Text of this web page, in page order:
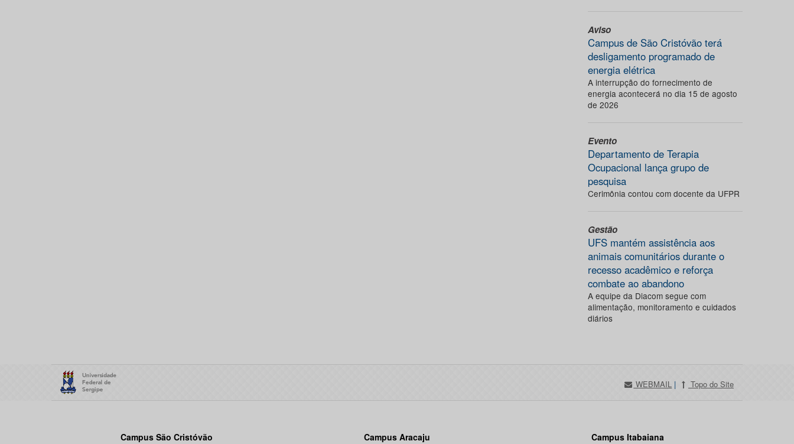
Aviso
Campus de São Cristóvão terá
desligamento programado de
energia elétrica
A interrupção do fornecimento de
energia acontecerá no dia 15 de agosto
de 2026
Evento
Departamento de Terapia
Ocupacional lança grupo de
pesquisa
Cerimônia contou com docente da UFPR
Gestão
UFS mantém assistência aos
animais comunitários durante o
recesso acadêmico e reforça
combate ao abandono
A equipe da Diacom segue com
alimentação, monitoramento e cuidados
diários
WEBMAIL | Topo do Site
Campus São Cristóvão Campus Aracaju Campus Itabaiana